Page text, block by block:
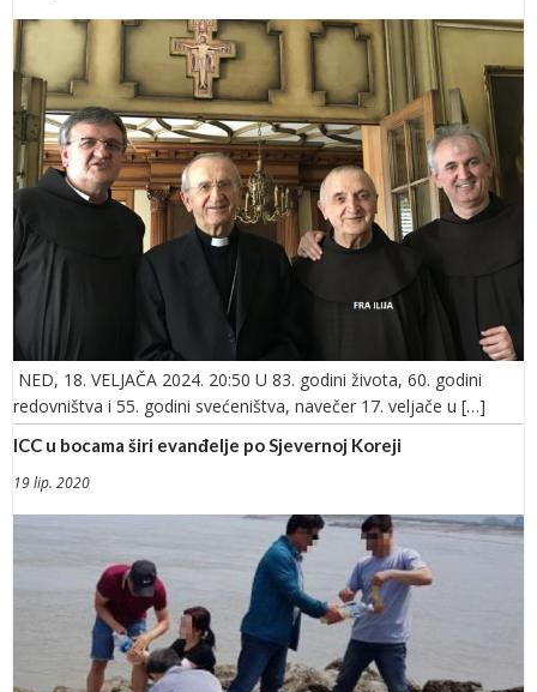
NED, 18. VELJAČA 2024. 20:50 U 83. godini života, 60. godini
redovništva i 55. godini svećeništva, navečer 17. veljače u […]
ICC u bocama širi evanđelje po Sjevernoj Koreji
19 lip. 2020